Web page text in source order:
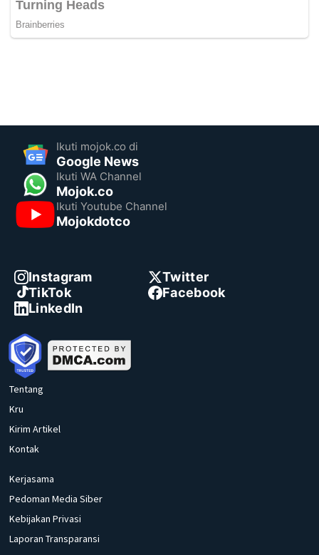
Ikuti mojok.co di
Google News
Ikuti WA Channel
Mojok.co
Ikuti Youtube Channel
Mojokdotco
Instagram
Twitter
TikTok
Facebook
LinkedIn
Tentang
Kru
Kirim Artikel
Kontak
Kerjasama
Pedoman Media Siber
Kebijakan Privasi
Laporan Transparansi